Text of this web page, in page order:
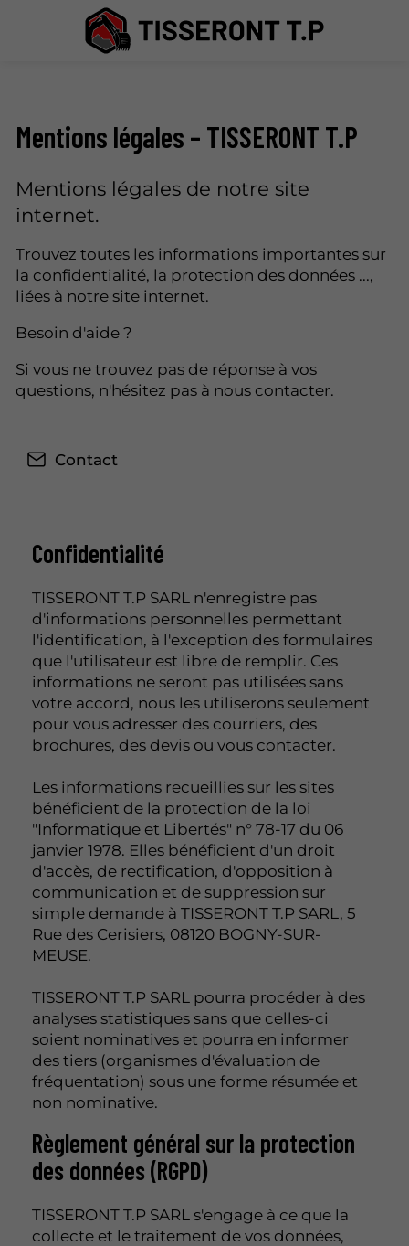
Mentions légales – TISSERONT T.P
Mentions légales de notre site
internet.
Trouvez toutes les informations importantes sur
la confidentialité, la protection des données ...,
liées à notre site internet.
Besoin d'aide ?
Si vous ne trouvez pas de réponse à vos
questions, n'hésitez pas à nous contacter.
Contact
Confidentialité
TISSERONT T.P SARL n'enregistre pas
d'informations personnelles permettant
l'identification, à l'exception des formulaires
que l'utilisateur est libre de remplir. Ces
informations ne seront pas utilisées sans
votre accord, nous les utiliserons seulement
pour vous adresser des courriers, des
brochures, des devis ou vous contacter.
Les informations recueillies sur les sites
bénéficient de la protection de la loi
"Informatique et Libertés" n° 78-17 du 06
janvier 1978. Elles bénéficient d'un droit
d'accès, de rectification, d'opposition à
communication et de suppression sur
simple demande à TISSERONT T.P SARL, 5
Rue des Cerisiers, 08120 BOGNY-SUR-
MEUSE.
TISSERONT T.P SARL pourra procéder à des
analyses statistiques sans que celles-ci
soient nominatives et pourra en informer
des tiers (organismes d'évaluation de
fréquentation) sous une forme résumée et
non nominative.
Règlement général sur la protection
des données (RGPD)
TISSERONT T.P SARL s'engage à ce que la
collecte et le traitement de vos données,